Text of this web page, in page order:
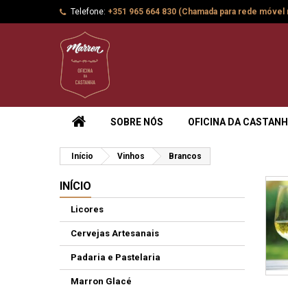
Telefone: +351 965 664 830 (Chamada para rede móvel
SOBRE NÓS OFICINA DA
Início Vinhos Brancos
INÍCIO
Licores
Cervejas Artesanais
Padaria e Pastelaria
Marron Glacé